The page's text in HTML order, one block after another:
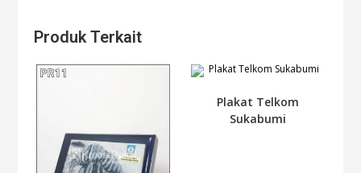
Produk Terkait
Plakat Telkom
Sukabumi